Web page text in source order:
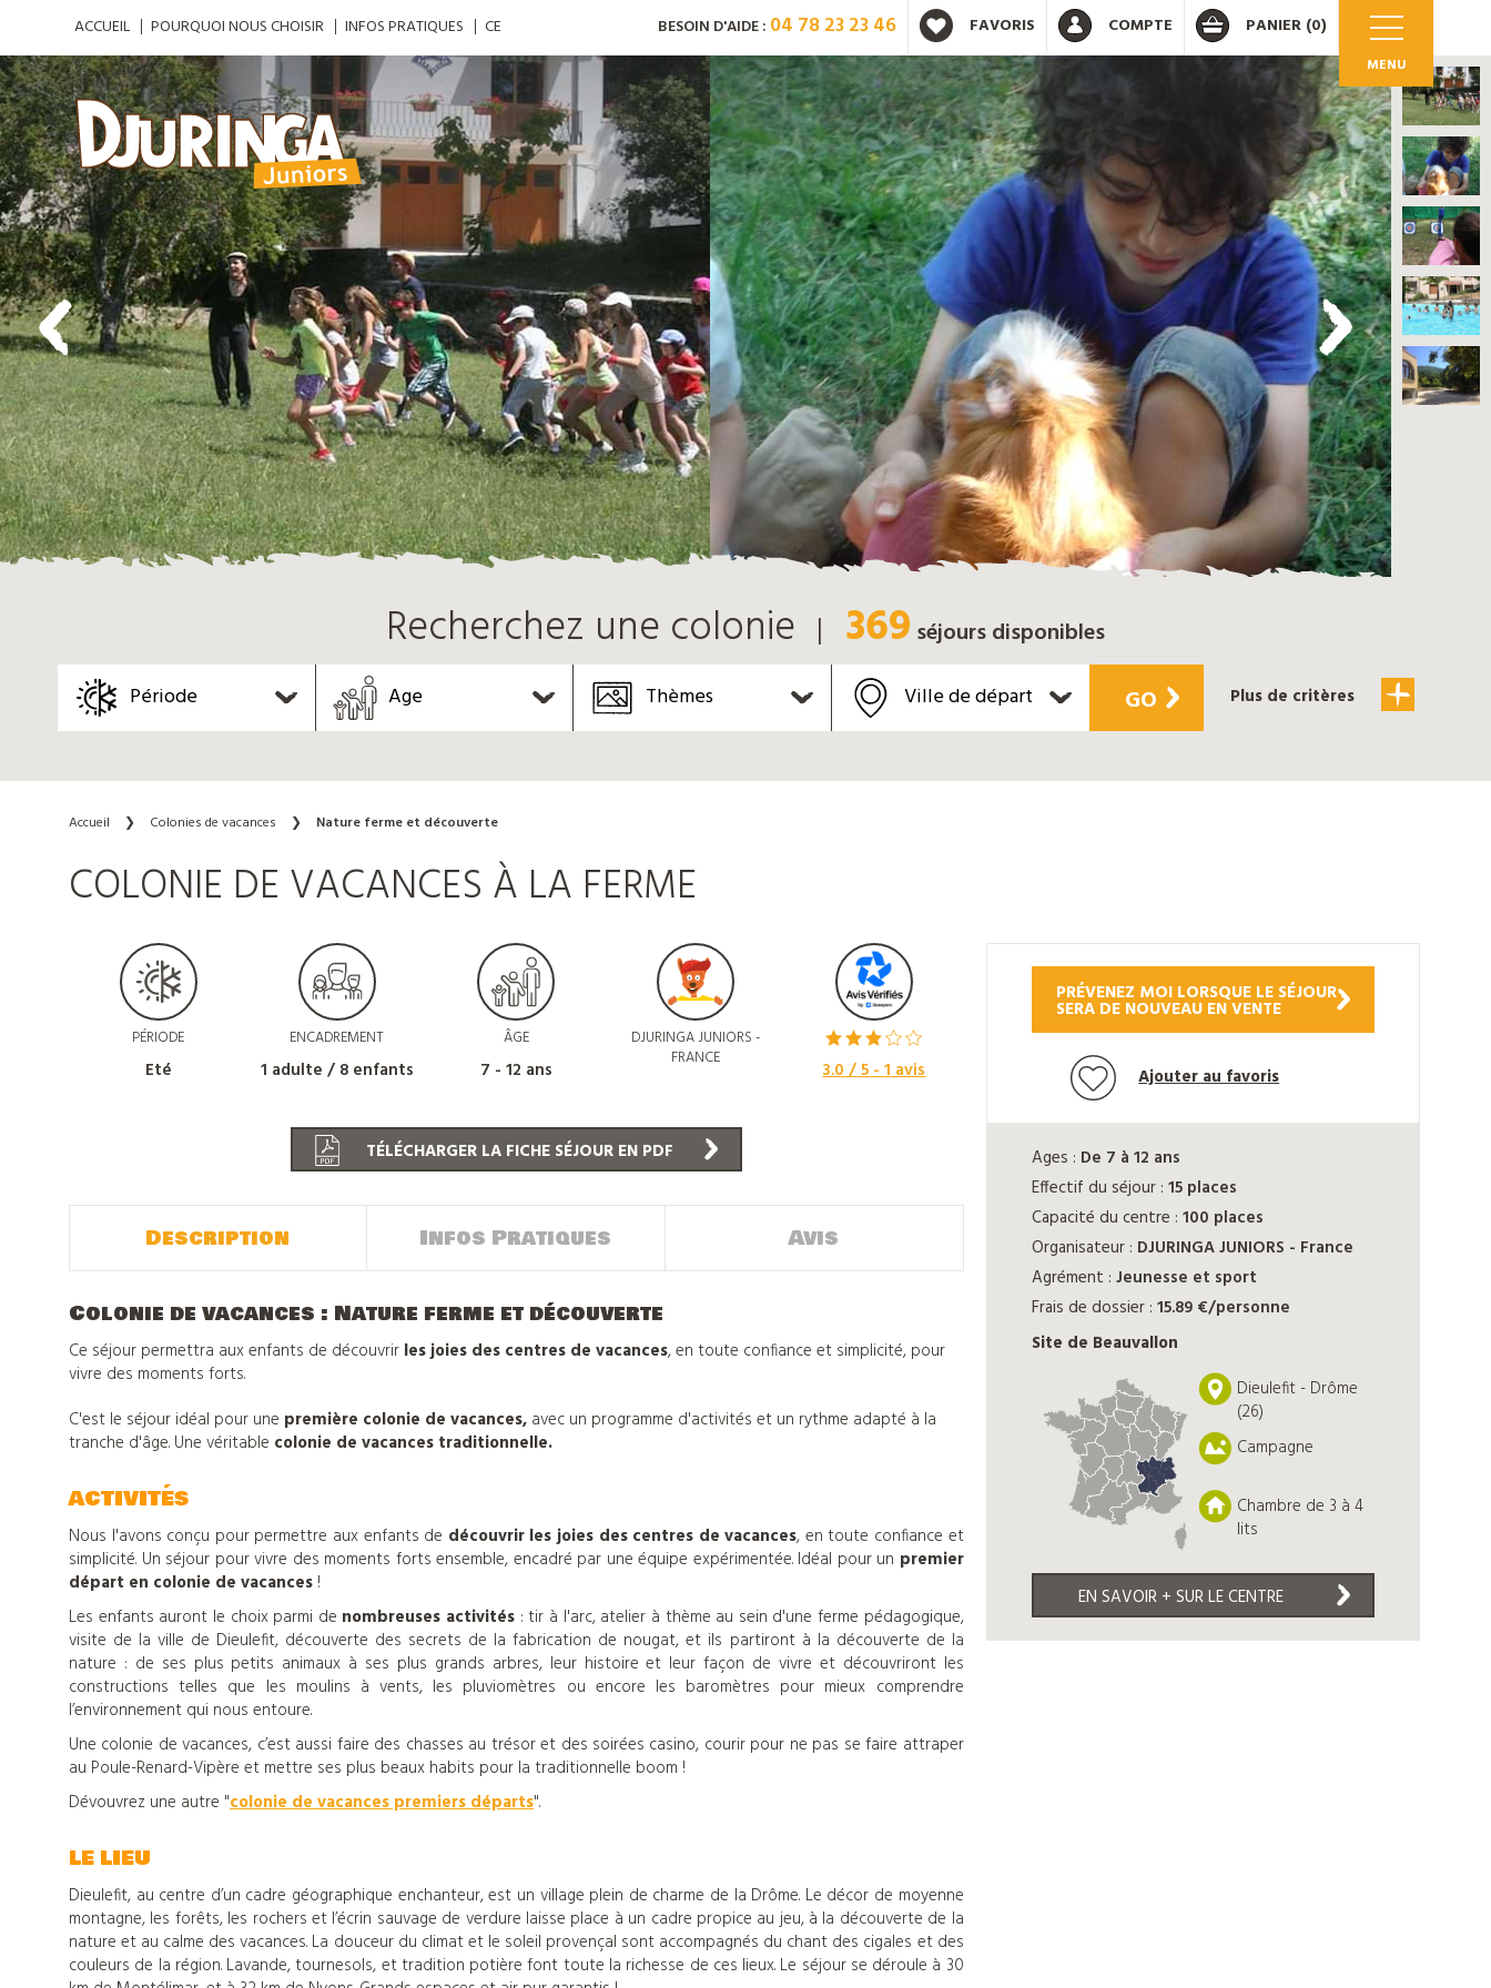
MENU
PANIER (0)
COMPTE
Vous avez déjà un compte ?
OK
Mot de passe oublié ?
Nouveau client ? Créez votre compte
FAVORIS
BESOIN D'AIDE : 04 78 23 23 46
ACCUEIL POURQUOI NOUS CHOISIR INFOS PRATIQUES CE
colonies
vacances
Recherchez une colonie 369 séjoursdisponibles
Période Age Thèmes Ville de départ GO Plus de critères
Accueil ❯ Colonies de vacances ❯ Nature ferme et découverte
COLONIE DE VACANCES À LA FERME
PÉRIODE
Eté
ENCADREMENT
1 adulte / 8 enfants
ÂGE
7 - 12 ans
DJURINGA JUNIORS -
FRANCE
3.0/ 5 -1avis
TÉLÉCHARGER LA FICHE SÉJOUR EN PDF
Description Infos Pratiques Avis
Colonie de vacances : Nature ferme et découverte
Ce séjour permettra aux enfants de découvrir les joies des centres de vacances, en toute confiance et simplicité, pour
vivre des moments forts.
C'est le séjour idéal pour une première colonie de vacances, avec un programme d'activités et un rythme adapté à la
tranche d'âge. Une véritable colonie de vacances traditionnelle.
ACTIVITÉS
Nous l'avons conçu pour permettre aux enfants de découvrir les joies des centres de vacances, en toute confiance et
simplicité. Un séjour pour vivre des moments forts ensemble, encadré par une équipe expérimentée. Idéal pour un premier
départ en colonie de vacances !
Les enfants auront le choix parmi de nombreuses activités : tir à l'arc, atelier à thème au sein d'une ferme pédagogique,
visite de la ville de Dieulefit, découverte des secrets de la fabrication de nougat, et ils partiront à la découverte de la
nature : de ses plus petits animaux à ses plus grands arbres, leur histoire et leur façon de vivre et découvriront les
constructions telles que les moulins à vents, les pluviomètres ou encore les baromètres pour mieux comprendre
l’environnement qui nous entoure.
Une colonie de vacances, c’est aussi faire des chasses au trésor et des soirées casino, courir pour ne pas se faire attraper
au Poule-Renard-Vipère et mettre ses plus beaux habits pour la traditionnelle boom !
Dévouvrez une autre "colonie de vacances premiers départs".
LE LIEU
Dieulefit, au centre d’un cadre géographique enchanteur, est un village plein de charme de la Drôme. Le décor de moyenne
montagne, les forêts, les rochers et l’écrin sauvage de verdure laisse place à un cadre propice au jeu, à la découverte de la
nature et au calme des vacances. La douceur du climat et le soleil provençal sont accompagnés du chant des cigales et des
couleurs de la région. Lavande, tournesols, et tradition potière font toute la richesse de ces lieux. Le séjour se déroule à 30
PRÉVENEZ MOI LORSQUE LE SÉJOUR
SERA DE NOUVEAU EN VENTE
Ajouter au favoris
Ages : De 7 à 12 ans
Effectif du séjour : 15 places
Capacité du centre : 100 places
Organisateur : DJURINGA JUNIORS - France
Agrément : Jeunesse et sport
Frais de dossier : 15.89 €/personne
Site de Beauvallon
Dieulefit - Drôme
(26)
Campagne
Chambre de 3 à 4
lits
EN SAVOIR + SUR LE CENTRE